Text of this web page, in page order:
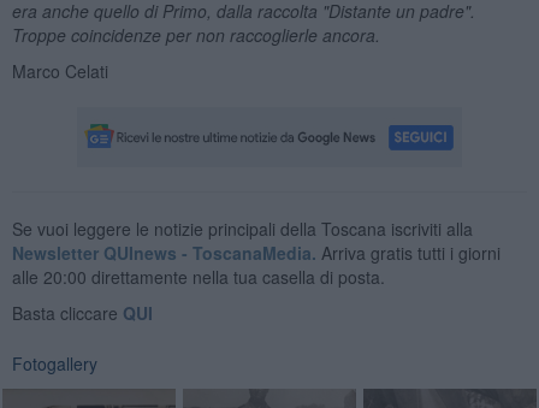
era anche quello di Primo, dalla raccolta "Distante un padre".
Troppe coincidenze per non raccoglierle ancora.
Marco Celati
Se vuoi leggere le notizie principali della Toscana iscriviti alla
Newsletter QUInews - ToscanaMedia. Arriva gratis tutti i giorni
alle 20:00 direttamente nella tua casella di posta.
Basta cliccare QUI
Fotogallery